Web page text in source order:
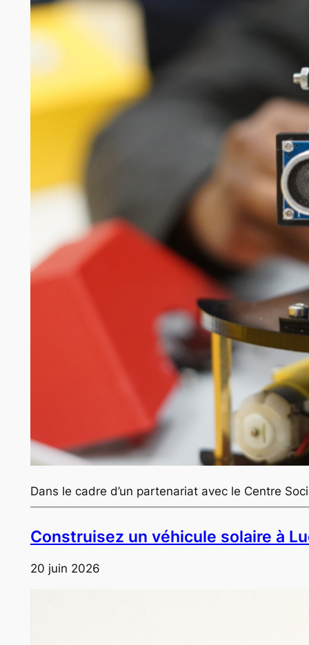
Dans le cadre d’un partenariat avec le Centre
Construisez un véhicule solaire à
20 juin 2026